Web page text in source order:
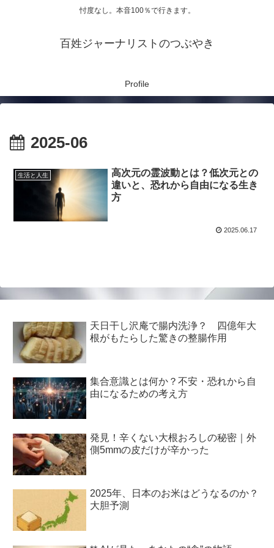
忖度なし。本音100％で行きます。
百姓ジャーナリストのつぶやき
Profile
2025-06
生活と人生
高次元の霊波動とは？低次元との
違いと、恐れから自由になる生き
方
2025.06.17
天日干し沢庵で腸内洗浄？ 四億年大
根がもたらした驚きの整腸作用
集合意識とは何か？不安・恐れから自
由になるための考え方
発見！辛くない大根おろしの秘密｜外
側5mmの皮だけが辛かった
2025年、日本のお米はどうなるのか？
大胆予測